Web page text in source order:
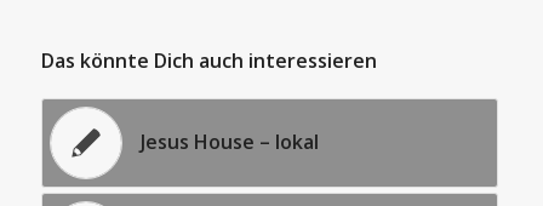
Das könnte Dich auch interessieren
Jesus House – lokal